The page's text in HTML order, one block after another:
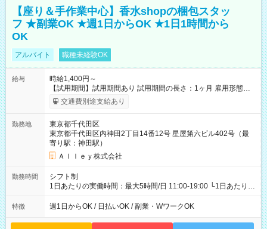
【座り＆手作業中心】香水shopの梱包スタッ
フ ★副業OK ★週1日からOK ★1日1時間から
OK
アルバイト 職種未経験OK
給与
時給1,400円～
【試用期間】試用期間あり 試用期間の長さ：1ヶ月 雇用形態、
給与は本採用時と同じです。
交通費別途支給あり
勤務地
東京都千代田区
東京都千代田区内神田2丁目14番12号 星屋第六ビル402号（最
寄り駅：神田駅）
Ａｌｌｅｙ株式会社
勤務時間
シフト制
1日あたりの実働時間：最大5時間/日 11:00-19:00 └1日あたりの
実働時間：1-5時間 └上記の時間帯内であれば、いつでも勤務可
能！ └平日・土曜日の中で、お好きな曜日でご勤務いただけま
18:00 などのように、自由な働き方が可能なお仕事です！
特徴 週1日からOK / 日払いOK / 副業・WワークOK